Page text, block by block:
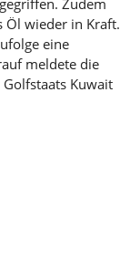
Öl wieder in Kraft.
eine
meldete die
Kuwait